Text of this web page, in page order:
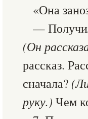
«Она
—
(Он
рассказ.
сначала?
руку.) Чем